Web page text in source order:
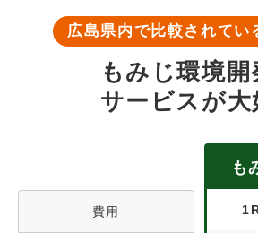
広島県内で比較されてい
もみじ環境開
サービスが大
費用
も